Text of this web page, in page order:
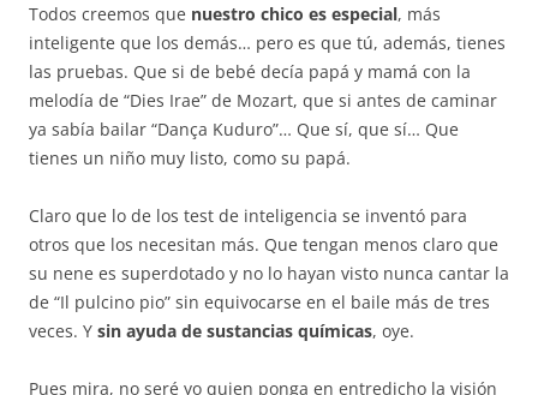
Todos creemos que nuestro chico es especial, más
inteligente que los demás… pero es que tú, además, tienes
las pruebas. Que si de bebé decía papá y mamá con la
melodía de “Dies Irae” de Mozart, que si antes de caminar
ya sabía bailar “Dança Kuduro”… Que sí, que sí… Que
tienes un niño muy listo, como su papá.
Claro que lo de los test de inteligencia se inventó para
otros que los necesitan más. Que tengan menos claro que
su nene es superdotado y no lo hayan visto nunca cantar la
de “Il pulcino pio” sin equivocarse en el baile más de tres
veces. Y sin ayuda de sustancias químicas, oye.
Pues mira, no seré yo quien ponga en entredicho la visión